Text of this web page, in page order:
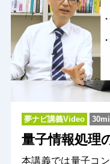
夢ナビ講義Video
量子情報処理
本講義では量子コ